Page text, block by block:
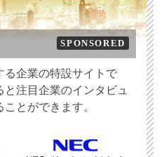
SPONSORED
る企業の特設サイトで
注目企業のインタビュ
とができます。